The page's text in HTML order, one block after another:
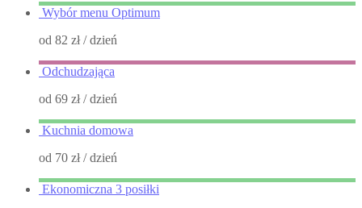
Wybór menu Optimum
od 82 zł/ dzień
Odchudzająca
od 69 zł/ dzień
Kuchnia domowa
od 70 zł/ dzień
Ekonomiczna 3 posiłki